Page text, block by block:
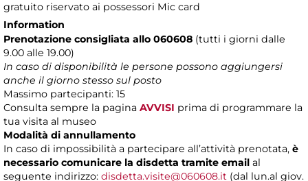
gratuito riservato ai possessori Mic card
Information
Prenotazione consigliata allo 060608 (tutti i giorni dalle
9.00 alle 19.00)
In caso di disponibilità le persone possono aggiungersi
anche il giorno stesso sul posto
Massimo partecipanti: 15
Consulta sempre la pagina AVVISI prima di programmare la
tua visita al museo
Modalità di annullamento
In caso di impossibilità a partecipare all’attività prenotata, è
necessario comunicare la disdetta tramite email al
seguente indirizzo: disdetta.visite@060608.it (dal lun.al giov.